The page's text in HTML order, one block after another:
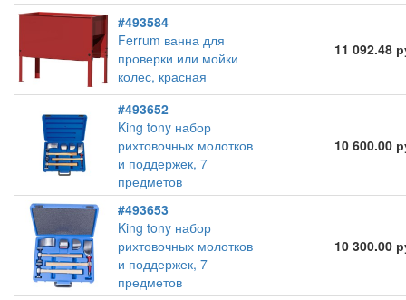
#493584
Ferrum ванна для
проверки или мойки
колес, красная
11 092.48
#493652
King tony набор
рихтовочных молотков
и поддержек, 7
предметов
10 600.00
#493653
King tony набор
рихтовочных молотков
и поддержек, 7
предметов
10 300.00